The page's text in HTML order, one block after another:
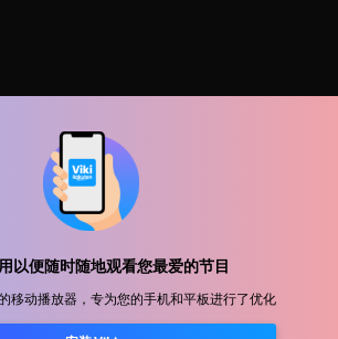
以便随时随地观看您最爱的节目
移动播放器，专为您的手机和平板进行了优化